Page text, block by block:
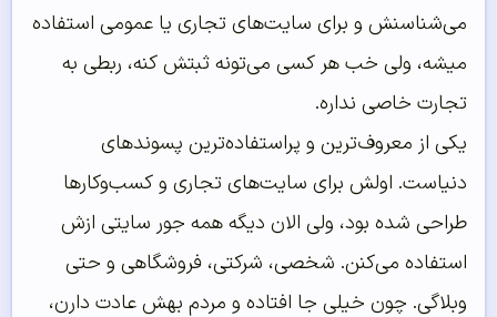
می‌شناسنش و برای سایت‌های تجاری یا عمومی استفاده
میشه، ولی خب هر کسی می‌تونه ثبتش کنه، ربطی به
تجارت خاصی نداره.
یکی از معروف‌ترین و پراستفاده‌ترین پسوندهای
دنیاست. اولش برای سایت‌های تجاری و کسب‌وکارها
طراحی شده بود، ولی الان دیگه همه جور سایتی ازش
استفاده می‌کنن. شخصی، شرکتی، فروشگاهی و حتی
وبلاگی. چون خیلی جا افتاده و مردم بهش عادت دارن،